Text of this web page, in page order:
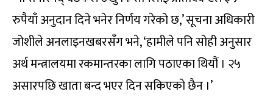
रुपैयाँ अनुदान दिने भनेर निर्णय गरेको छ,’ सूचना अधिकारी
जोशीले अनलाइनखबरसँग भने, ‘हामीले पनि सोही अनुसार
अर्थ मन्त्रालयमा रकमान्तरका लागि पठाएका थियौं । २५
असारपछि खाता बन्द भएर दिन सकिएको छैन ।’